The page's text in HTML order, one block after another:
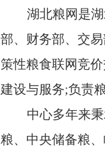
湖北粮网是
部、财务部、交
策性粮食联网竞
建设与服务;负责
中心多年来
粮、中央储备粮